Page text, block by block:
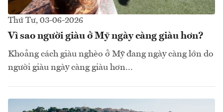
Thứ Tư, 03-06-2026
Vì sao người giàu ở Mỹ ngày càng giàu hơn?
Khoảng cách giàu nghèo ở Mỹ đang ngày càng lớn do
người giàu ngày càng giàu hơn...